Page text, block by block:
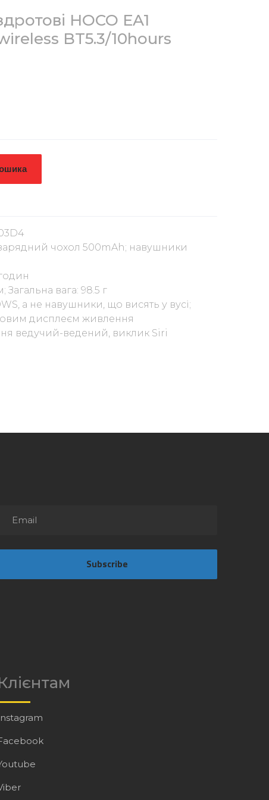
HOCO EA1
BT5.3/10hours
зарядний чохол 500mAh; навушники
Загальна вага: 98.5 г
а не навушники, що висять у вусі;
дисплеєм живлення
ведучий-ведений, виклик Siri
Subscribe